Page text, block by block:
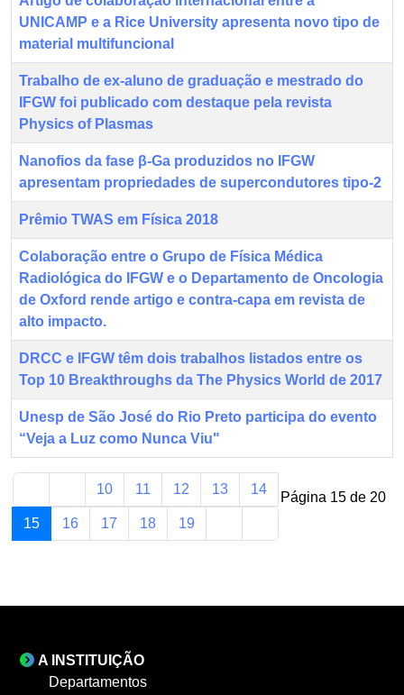
UNICAMP e a Rice University apresenta novo tipo de
material multifuncional
Trabalho de ex-aluno de graduação e mestrado do
IFGW foi publicado com destaque pela revista
Physics of Plasmas
Nanofios da fase β-Ga produzidos no IFGW
apresentam propriedades de supercondutores tipo-2
Prêmio TWAS em Física 2018
Colaboração entre o Grupo de Física Médica
Radiológica do IFGW e o Departamento de Oncologia
de Oxford rende artigo e contra-capa em revista de
alto impacto.
DRCC e IFGW têm dois trabalhos listados entre os
Top 10 Breakthroughs da The Physics World de 2017
Unesp de São José do Rio Preto participa do evento
“Veja a Luz como Nunca Viu"
Página 15 de 20
10 11 12 13 14
15 16 17 18 19
A INSTITUIÇÃO
Departamentos